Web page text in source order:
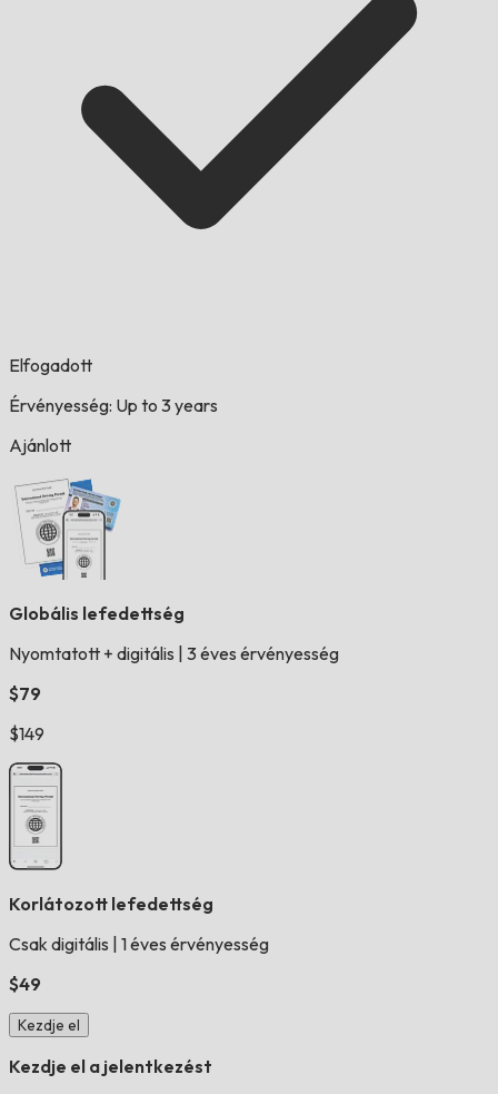
Elfogadott
Érvényesség: Up to 3 years
Ajánlott
Globális lefedettség
Nyomtatott + digitális 3 éves érvényesség
$79
$149
Korlátozott lefedettség
Csak digitális 1 éves érvényesség
$49
Kezdje el
Kezdje el a jelentkezést